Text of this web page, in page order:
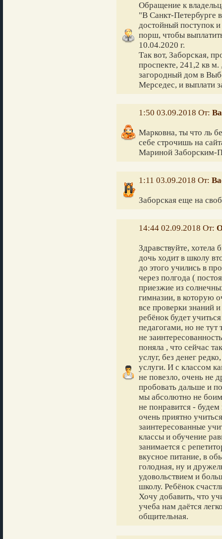
Обращение к
"В Санкт-Петербурге
достойный поступок
порш, чтобы
10.04.2020 г.
Так вот, Заборская,
проспекте, 241,2 кв
загородный дом в
Мерседес, и выплати
1:50 03.09.2018 От:
Марковна, ты что ль
себе строчишь на
Мариной Заборским-
1:11 03.09.2018 От:
Заборская еще на
14:44 02.09.2018 От:
Здравствуйте, хотела
дочь ходит в школу
до этого учились в
через полгода (
приезжие из
гимназии, в которую
все проверки знаний
ребёнок будет
педагогами, но не тут
не
поняла , что сейчас
услуг, без денег
услуги. И с классом
не повезло, очень не
пробовать дальше и
мы абсолютно не
не понравится -
очень приятно
заинтересованные
классы и обучение
занимается с
вкусное питание, в
голодная, ну и
удовольствием и
школу. Ребёнок
Хочу добавить, что
учеба нам даётся
общительная.